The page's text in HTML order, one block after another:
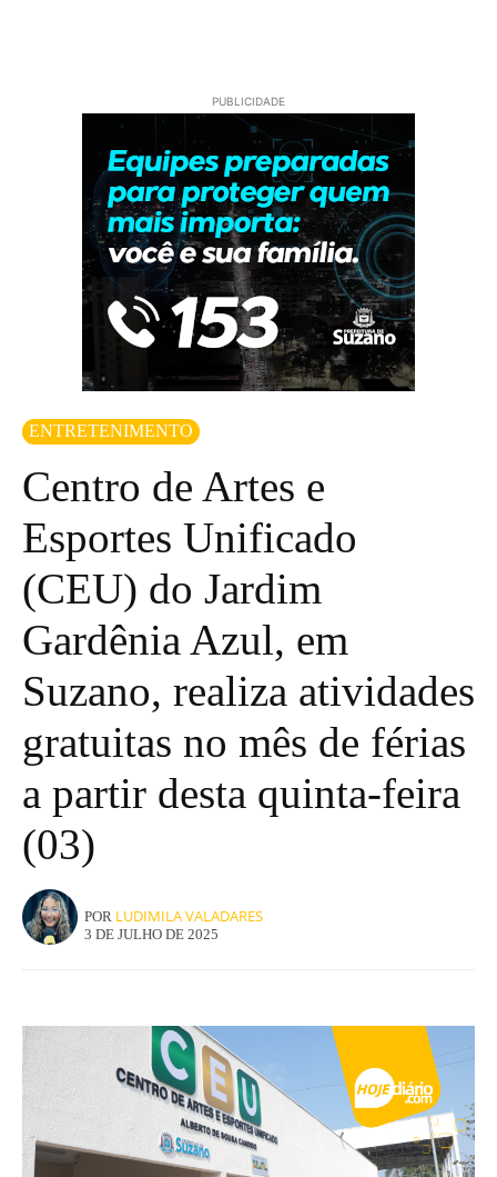
PUBLICIDADE
ENTRETENIMENTO
Centro de Artes e
Esportes Unificado
(CEU) do Jardim
Gardênia Azul, em
Suzano, realiza atividades
gratuitas no mês de férias
a partir desta quinta-feira
(03)
POR LUDIMILA VALADARES
3 DE JULHO DE 2025